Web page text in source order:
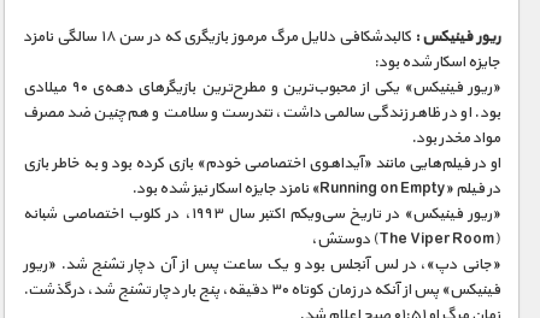
ریور فینیکس :
کالبدشکافی دلایل مرگ مرموز بازیگری که در سن ۱۸ سالگی نامزد
جایزه اسکار شده بود:
«ریور فینیکس» یکی از محبوب‌ترین و مطرح‌ترین بازیگرهای دهه‌ی ۹۰ میلادی
بود. او در ظاهر زندگی سالمی داشت، تندرست و سلامت و هم‌چنین ضد مصرف
مواد مخدر بود.
او در فیلم‌هایی مانند «آیداهوی اختصاصی خودم» بازی کرده بود و به خاطر بازی
در فیلم «Running on Empty» نامزد جایزه اسکار نیز شده بود.
«ریور فینیکس» در تاریخ سی‌و‌یکم اکتبر سال ۱۹۹۳، در کلوب اختصاصی شبانه
(The Viper Room) دوستش،
«جانی دپ»، در لس‌ آنجلس بود و یک ساعت پس از آن دچار تشنج شد. «ریور
فینیکس» پس از آنکه در زمان کوتاه ۳۰ دقیقه، پنج بار دچار تشنج شد، درگذشت.